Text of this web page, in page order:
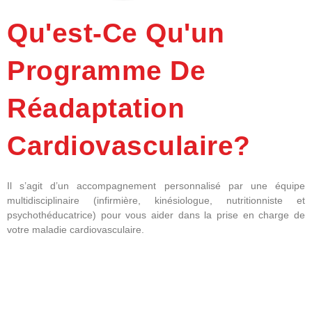
Qu'est-Ce Qu'un
Programme De
Réadaptation
Cardiovasculaire?
Il s’agit d’un accompagnement personnalisé par une équipe
multidisciplinaire (infirmière, kinésiologue, nutritionniste et
psychothéducatrice) pour vous aider dans la prise en charge de
votre maladie cardiovasculaire.